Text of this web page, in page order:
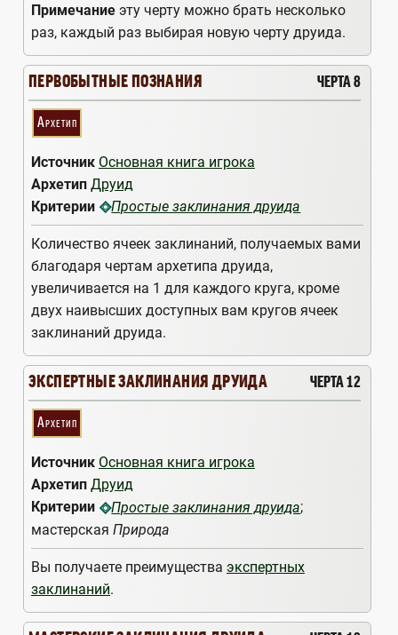
Примечание эту черту можно брать несколько
раз, каждый раз выбирая новую черту друида.
ПЕРВОБЫТНЫЕ ПОЗНАНИЯ ЧЕРТА 8
Архетип
Источник Основная книга игрока
Архетип Друид
Критерии
Простые заклинания друида
Количество ячеек заклинаний, получаемых вами
благодаря чертам архетипа друида,
увеличивается на 1 для каждого круга, кроме
двух наивысших доступных вам кругов ячеек
заклинаний друида.
ЭКСПЕРТНЫЕ ЗАКЛИНАНИЯ ДРУИДА ЧЕРТА 12
Архетип
Источник Основная книга игрока
Архетип Друид
Критерии
Простые заклинания друида;
мастерская Природа
Вы получаете преимущества экспертных
заклинаний.